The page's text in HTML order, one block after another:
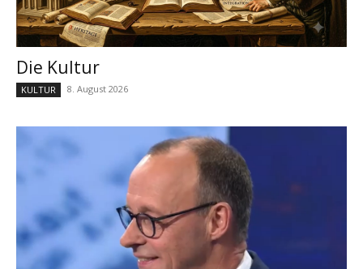
Die Kultur
KULTUR 8. August 2026